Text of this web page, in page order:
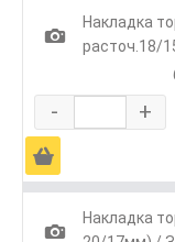
1
Накладка
расточ.18/
- +
Ä
1
Накладка